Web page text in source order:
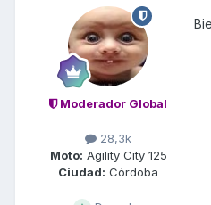
Moderador Global
28,3k
Moto: Agility City 125
Ciudad: Córdoba